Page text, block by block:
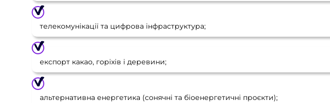
телекомунікації та цифрова інфраструктура;
експорт какао, горіхів і деревини;
альтернативна енергетика (сонячні та біоенергетичні проєкти);